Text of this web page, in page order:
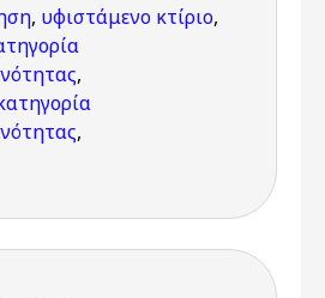
, υφιστάμενο κτίριο,
,
,